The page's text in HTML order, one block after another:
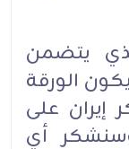
يتضمن
الورقة
إيران على
أي